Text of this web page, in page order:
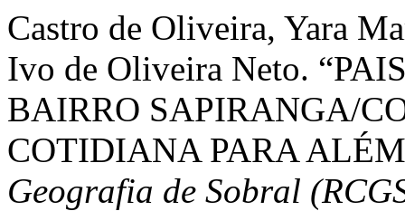
Castro de Oliveira, Yara
Ivo de Oliveira Neto.
BAIRRO SAPIRANGA/
COTIDIANA PARA
Geografia de Sobral